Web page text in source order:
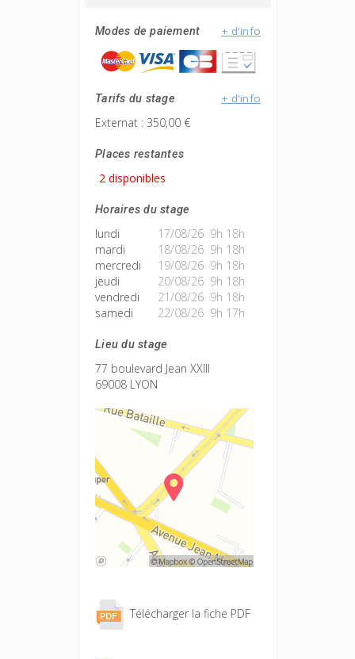
Modes de paiement + d'info
Tarifs du stage + d'info
Externat : 350,00 €
Places restantes
2 disponibles
Horaires du stage
lundi
17/08/26 9h 18h
mardi
18/08/26 9h 18h
mercredi
19/08/26 9h 18h
jeudi
20/08/26 9h 18h
vendredi
21/08/26 9h 18h
samedi
22/08/26 9h 17h
Lieu du stage
77 boulevard Jean XXIII
69008 LYON
Télécharger la fiche PDF